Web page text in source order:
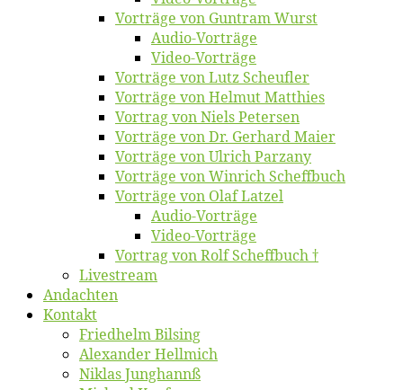
Vor­trä­ge von Gun­tram Wurst
Au­dio-Vor­trä­ge
Vi­deo-Vor­trä­ge
Vor­trä­ge von Lutz Scheufler
Vor­trä­ge von Hel­mut Matthies
Vor­trag von Niels Petersen
Vor­trä­ge von Dr. Ger­hard Maier
Vor­trä­ge von Ul­rich Parzany
Vor­trä­ge von Win­rich Scheffbuch
Vor­trä­ge von Olaf Latzel
Au­dio-Vor­trä­ge
Vi­deo-Vor­trä­ge
Vor­trag von Rolf Scheffbuch †
Live­stream
An­dach­ten
Kon­takt
Fried­helm Bilsing
Alex­an­der Hellmich
Ni­klas Junghannß